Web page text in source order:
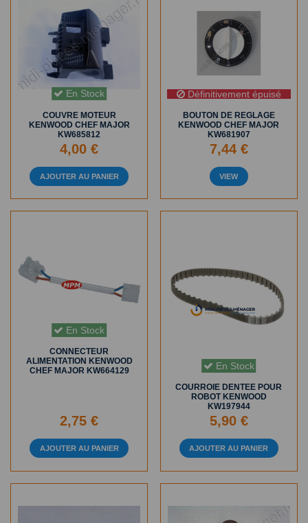
En Stock
COUVRE MOTEUR
KENWOOD CHEF MAJOR
KW685812
4,00 €
AJOUTER AU PANIER
Définitivement épuisé
BOUTON DE REGLAGE
KENWOOD CHEF MAJOR
KW681907
7,44 €
VIEW
En Stock
CONNECTEUR
ALIMENTATION KENWOOD
CHEF MAJOR KW664129
2,75 €
AJOUTER AU PANIER
En Stock
COURROIE DENTEE POUR
ROBOT KENWOOD
KW197944
5,90 €
AJOUTER AU PANIER